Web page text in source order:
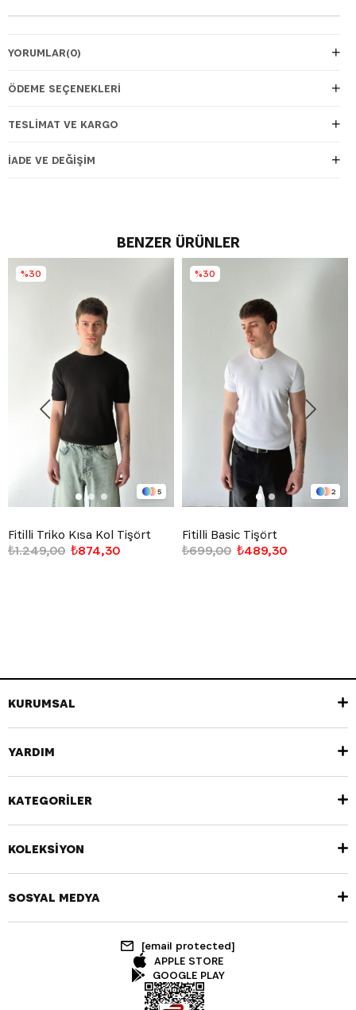
YORUMLAR(0)
ÖDEME SEÇENEKLERI
TESLIMAT VE KARGO
İADE VE DEĞIŞIM
BENZER ÜRÜNLER
5
Fitilli Triko Kısa Kol Tişört
₺874,30
₺1.249,00
%30
2
Fitilli Basic Tişört
₺489,30
₺699,00
%30
KURUMSAL
YARDIM
KATEGORİLER
KOLEKSİYON
SOSYAL MEDYA
[email protected]
APPLE STORE
GOOGLE PLAY